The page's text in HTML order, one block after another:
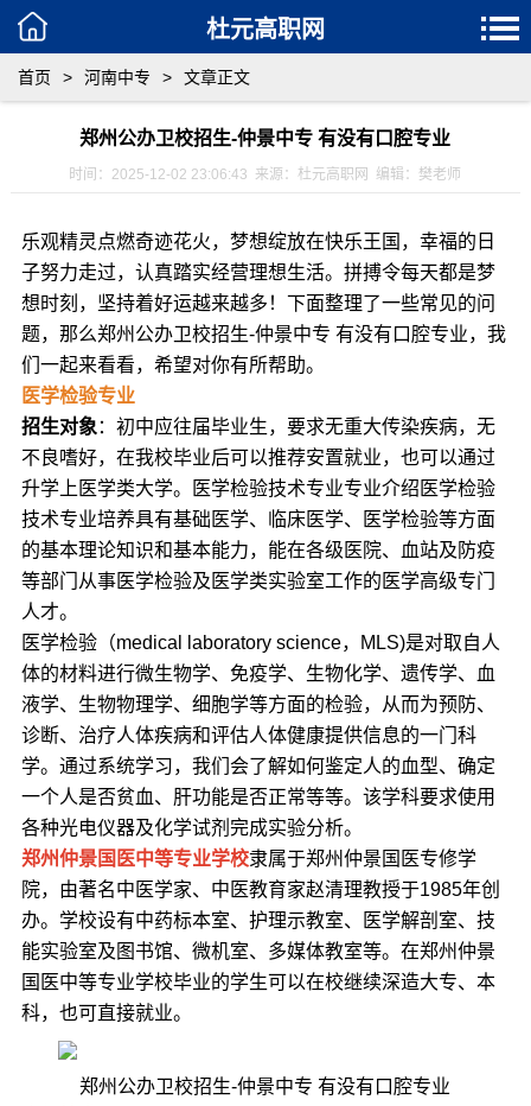
杜元高职网
首页 > 河南中专 > 文章正文
郑州公办卫校招生-仲景中专 有没有口腔专业
时间：2025-12-02 23:06:43 来源：杜元高职网 编辑：樊老师
乐观精灵点燃奇迹花火，梦想绽放在快乐王国，幸福的日
子努力走过，认真踏实经营理想生活。拼搏令每天都是梦
想时刻，坚持着好运越来越多！下面整理了一些常见的问
题，那么郑州公办卫校招生-仲景中专 有没有口腔专业，我
们一起来看看，希望对你有所帮助。
医学检验专业
招生对象 ：初中应往届毕业生，要求无重大传染疾病，无
不良嗜好，在我校毕业后可以推荐安置就业，也可以通过
升学上医学类大学。医学检验技术专业专业介绍医学检验
技术专业培养具有基础医学、临床医学、医学检验等方面
的基本理论知识和基本能力，能在各级医院、血站及防疫
等部门从事医学检验及医学类实验室工作的医学高级专门
人才。
医学检验（medical laboratory science，MLS)是对取自人
体的材料进行微生物学、免疫学、生物化学、遗传学、血
液学、生物物理学、细胞学等方面的检验，从而为预防、
诊断、治疗人体疾病和评估人体健康提供信息的一门科
学。通过系统学习，我们会了解如何鉴定人的血型、确定
一个人是否贫血、肝功能是否正常等等。该学科要求使用
各种光电仪器及化学试剂完成实验分析。
郑州仲景国医中等专业学校隶属于郑州仲景国医专修学
院，由著名中医学家、中医教育家赵清理教授于1985年创
办。学校设有中药标本室、护理示教室、医学解剖室、技
能实验室及图书馆、微机室、多媒体教室等。在郑州仲景
国医中等专业学校毕业的学生可以在校继续深造大专、本
科，也可直接就业。
郑州公办卫校招生-仲景中专 有没有口腔专业